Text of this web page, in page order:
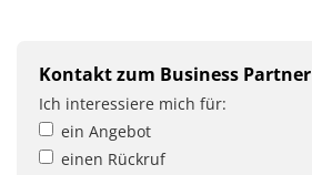
Kontakt zum Business Partner
Ich interessiere mich für:
ein Angebot
einen Rückruf